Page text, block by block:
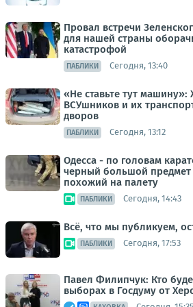
Провал встречи
для нашей страны
катастрофой
ПАБЛИКИ Сегодня, 13:40
«Не ставьте тут
ВСУшников и их
дворов
ПАБЛИКИ Сегодня, 13:12
Одесса - по головам
черный большой
похожий на палету
ПАБЛИКИ Сегодня, 14:43
Всё, что мы публикуем,
ПАБЛИКИ Сегодня, 17:53
Павел Филипчук: Кто
выборах в Госдуму от